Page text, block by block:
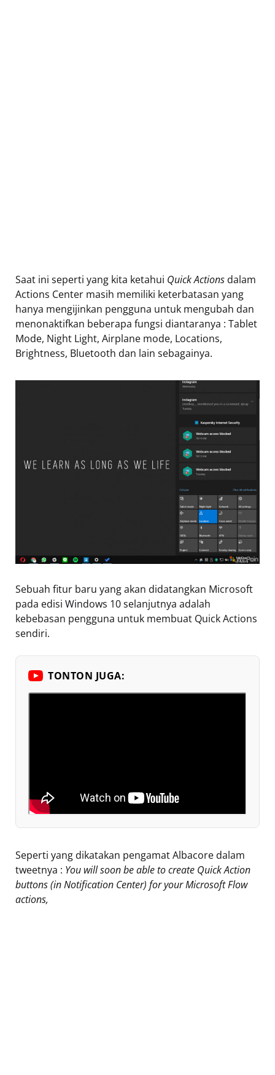
Saat ini seperti yang kita ketahui Quick Actions dalam
Actions Center masih memiliki keterbatasan yang
hanya mengijinkan pengguna untuk mengubah dan
menonaktifkan beberapa fungsi diantaranya : Tablet
Mode, Night Light, Airplane mode, Locations,
Brightness, Bluetooth dan lain sebagainya.
Sebuah fitur baru yang akan didatangkan Microsoft
pada edisi Windows 10 selanjutnya adalah
kebebasan pengguna untuk membuat Quick Actions
sendiri.
TONTON JUGA:
Seperti yang dikatakan pengamat Albacore dalam
tweetnya : You will soon be able to create Quick Action
buttons (in Notification Center) for your Microsoft Flow
actions,